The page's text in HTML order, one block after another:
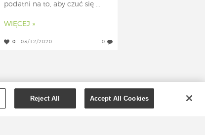
podatni na to, aby czuć się ...
WIĘCEJ »
0 03/12/2020 0
Reject All Accept All Cookies